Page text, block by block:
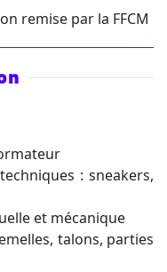
remise par la FFCM
: sneakers,
et mécanique
talons, parties